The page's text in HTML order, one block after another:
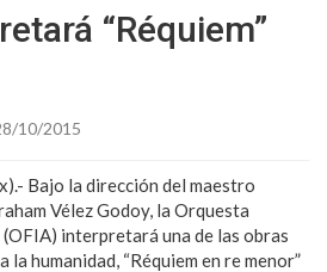
“Réquiem”
10/2015
Bajo la dirección del maestro
Vélez Godoy, la Orquesta
interpretará una de las obras
la humanidad, “Réquiem en re menor”